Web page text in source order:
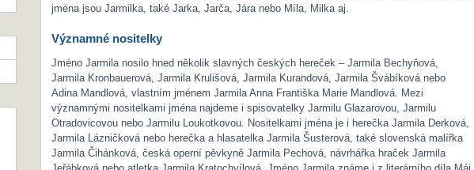
jména jsou Jarmilka, také Jarka, Jarča, Jára nebo Míla, Milka aj.
Významné nositelky
Jméno Jarmila nosilo hned několik slavných českých hereček – Jarmila Bechyňová,
Jarmila Kronbauerová, Jarmila Krulišová, Jarmila Kurandová, Jarmila Švábíková nebo
Adina Mandlová, vlastním jménem Jarmila Anna Františka Marie Mandlová. Mezi
významnými nositelkami jména najdeme i spisovatelky Jarmilu Glazarovou, Jarmilu
Otradovicovou nebo Jarmilu Loukotkovou. Nositelkami jména je i herečka Jarmila Derková,
Jarmila Lázničková nebo herečka a hlasatelka Jarmila Šusterová, také slovenská malířka
Jarmila Čihánková, česká operní pěvkyně Jarmila Pechová, návrhářka hraček Jarmila